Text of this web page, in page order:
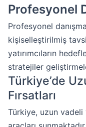
Profesyonel
Profesyonel
kişiselleştirilmiş
yatırımcıların
stratejiler
Türkiye’de
Fırsatları
Türkiye, uzun vadeli